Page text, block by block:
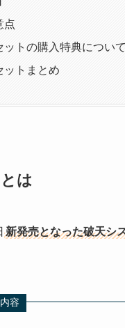
点
トの購入特典について
ットまとめ
は
新発売となった破天シ
容